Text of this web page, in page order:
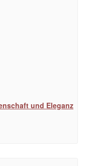
und Eleganz